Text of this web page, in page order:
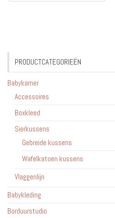
PRODUCTCATEGORIEËN
Babykamer
Accessoires
Boxkleed
Sierkussens
Gebreide kussens
Wafelkatoen kussens
Vlaggenlijn
Babykleding
Borduurstudio